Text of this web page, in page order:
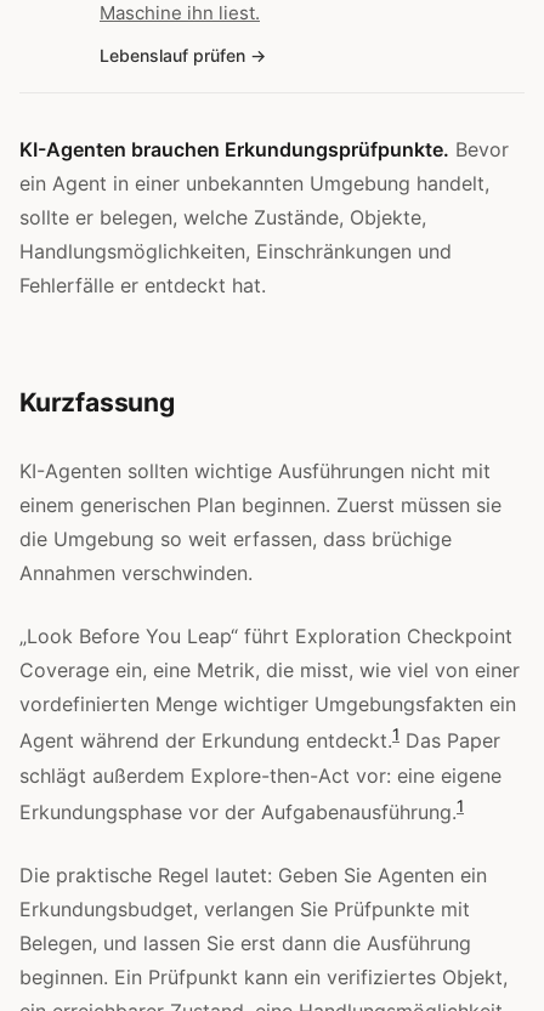
Maschine ihn liest.
Lebenslauf prüfen
KI-Agenten brauchen Erkundungsprüfpunkte. Bevor
ein Agent in einer unbekannten Umgebung handelt,
sollte er belegen, welche Zustände, Objekte,
Handlungsmöglichkeiten, Einschränkungen und
Fehlerfälle er entdeckt hat.
Kurzfassung
KI-Agenten sollten wichtige Ausführungen nicht mit
einem generischen Plan beginnen. Zuerst müssen sie
die Umgebung so weit erfassen, dass brüchige
Annahmen verschwinden.
„Look Before You Leap“ führt Exploration Checkpoint
Coverage ein, eine Metrik, die misst, wie viel von einer
vordefinierten Menge wichtiger Umgebungsfakten ein
Agent während der Erkundung entdeckt.1 Das Paper
schlägt außerdem Explore-then-Act vor: eine eigene
Erkundungsphase vor der Aufgabenausführung.1
Die praktische Regel lautet: Geben Sie Agenten ein
Erkundungsbudget, verlangen Sie Prüfpunkte mit
Belegen, und lassen Sie erst dann die Ausführung
beginnen. Ein Prüfpunkt kann ein verifiziertes Objekt,